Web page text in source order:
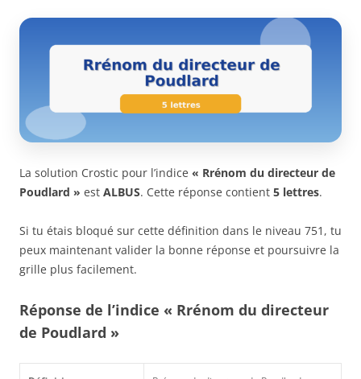
La solution Crostic pour l’indice « Rrénom du directeur de
Poudlard » est ALBUS. Cette réponse contient 5 lettres.
Si tu étais bloqué sur cette définition dans le niveau 751, tu
peux maintenant valider la bonne réponse et poursuivre la
grille plus facilement.
Réponse de l’indice « Rrénom du directeur
de Poudlard »